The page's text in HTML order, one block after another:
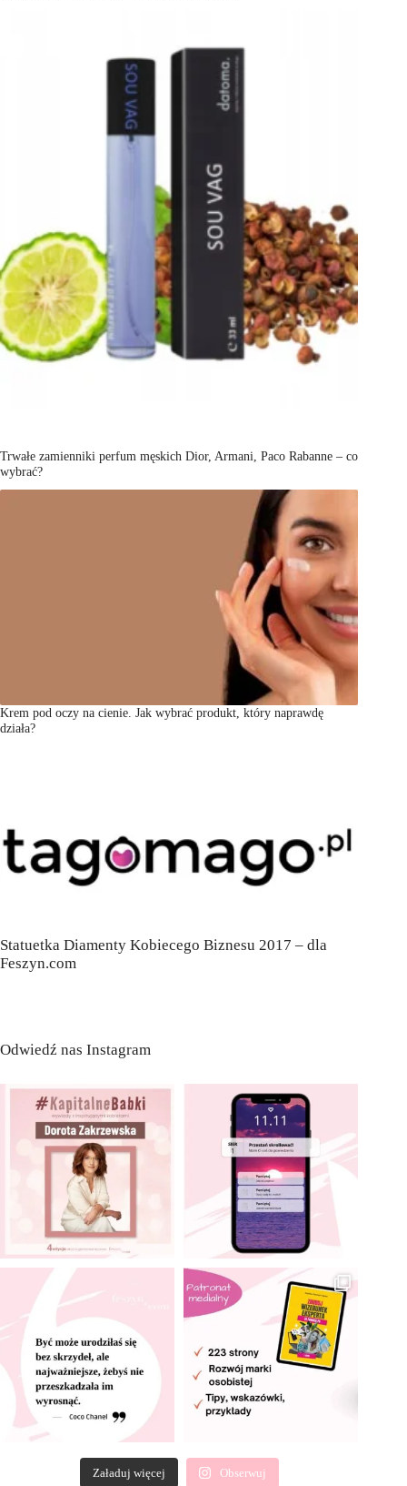
Trwałe zamienniki perfum męskich Dior, Armani, Paco Rabanne – co
wybrać?
Krem pod oczy na cienie. Jak wybrać produkt, który naprawdę
działa?
Statuetka Diamenty Kobiecego Biznesu 2017 – dla
Feszyn.com
Odwiedź nas Instagram
Załaduj więcej Obserwuj